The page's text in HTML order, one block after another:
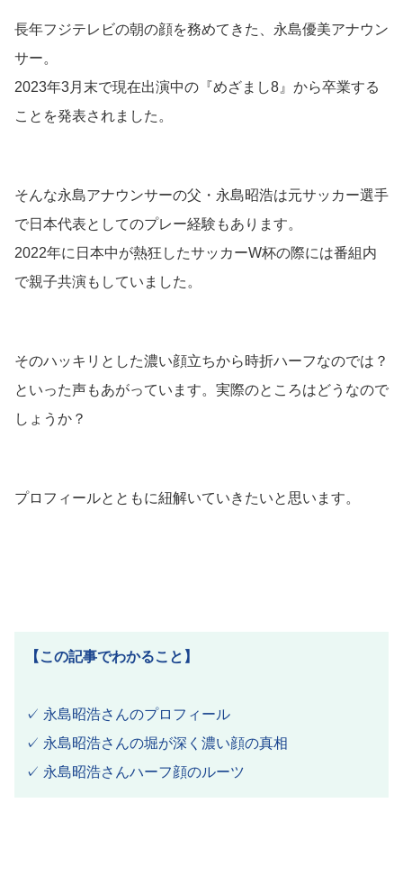
長年フジテレビの朝の顔を務めてきた、永島優美アナウン
サー。
2023年3月末で現在出演中の『めざまし8』から卒業する
ことを発表されました。
そんな永島アナウンサーの父・永島昭浩は元サッカー選手
で日本代表としてのプレー経験もあります。
2022年に日本中が熱狂したサッカーW杯の際には番組内
で親子共演もしていました。
そのハッキリとした濃い顔立ちから時折ハーフなのでは？
といった声もあがっています。実際のところはどうなので
しょうか？
プロフィールとともに紐解いていきたいと思います。
【この記事でわかること】
✓ 永島昭浩さんのプロフィール
✓ 永島昭浩さんの堀が深く濃い顔の真相
✓ 永島昭浩さんハーフ顔のルーツ